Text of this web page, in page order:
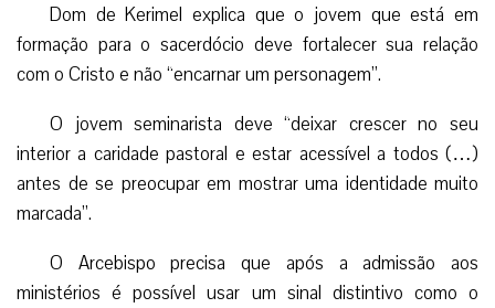
Dom de Kerimel explica que o jovem que está em
formação para o sacerdócio deve fortalecer sua relação
com o Cristo e não “encarnar um personagem”.
O jovem seminarista deve “deixar crescer no seu
interior a caridade pastoral e estar acessível a todos (…)
antes de se preocupar em mostrar uma identidade muito
marcada”.
O Arcebispo precisa que após a admissão aos
ministérios é possível usar um sinal distintivo como o